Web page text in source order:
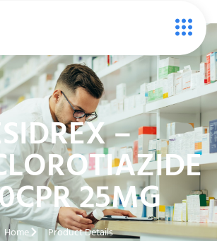
–
25MG
Home Product Details